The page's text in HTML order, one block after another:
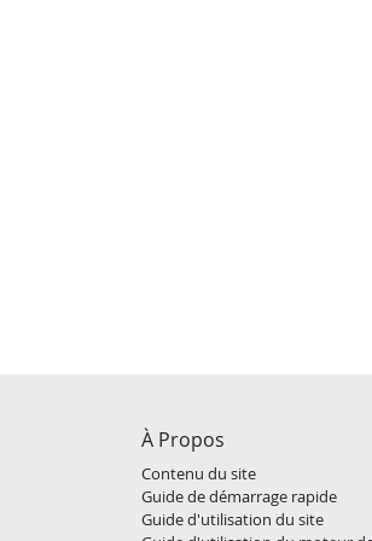
À Propos
Contenu du site
Guide de démarrage rapide
Guide d'utilisation du site